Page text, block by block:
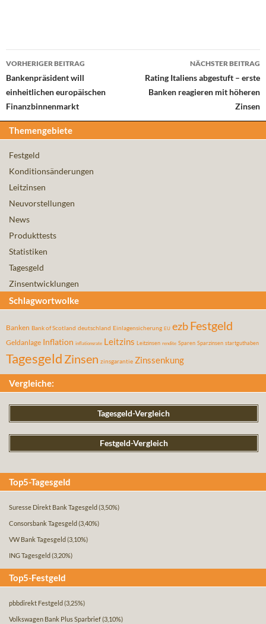
Beitrags-
Navigation
VORHERIGER BEITRAG
Bankenpräsident will
einheitlichen europäischen
Finanzbinnenmarkt
NÄCHSTER BEITRAG
Rating Italiens abgestuft – erste
Banken reagieren mit höheren
Zinsen
Themengebiete
Festgeld
Konditionsänderungen
Leitzinsen
Neuvorstellungen
News
Produkttests
Statistiken
Tagesgeld
Zinsentwicklungen
Schlagwortwolke
Banken Bank of Scotland deutschland Einlagensicherung EU ezbFestgeld
Geldanlage Inflation inflationsrate Leitzins Leitzinsen rendite Sparen Sparzinsen startguthaben
Tagesgeld Zinsen zinsgarantie Zinssenkung
Vergleiche:
Tagesgeld-Vergleich
Festgeld-Vergleich
Top5-Tagesgeld
Suresse Direkt Bank Tagesgeld (3,50%)
Consorsbank Tagesgeld (3,40%)
VW Bank Tagesgeld (3,10%)
ING Tagesgeld (3,20%)
Top5-Festgeld
pbbdirekt Festgeld (3,25%)
Volkswagen Bank Plus Sparbrief(3,10%)